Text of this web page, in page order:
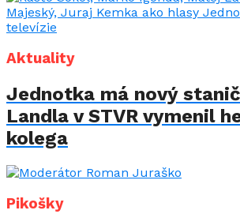
Aktuality
Jednotka má nový
Landla v STVR vymenil
kolega
Pikošky